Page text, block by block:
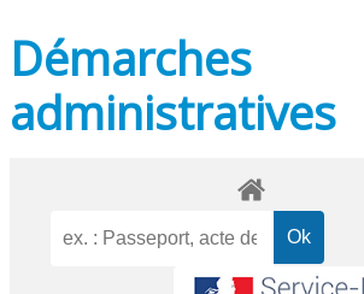
Démarches
administratives